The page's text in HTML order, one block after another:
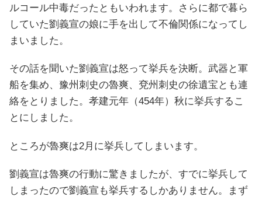
ルコール中毒だったともいわれます。さらに都で暮ら
していた劉義宣の娘に手を出して不倫関係になってし
まいました。
その話を聞いた劉義宣は怒って挙兵を決断。武器と軍
船を集め、豫州刺史の魯爽、兗州刺史の徐遺宝とも連
絡をとりました。孝建元年（454年）秋に挙兵するこ
とにしました。
ところが魯爽は2月に挙兵してしまいます。
劉義宣は魯爽の行動に驚きましたが、すでに挙兵して
しまったので劉義宣も挙兵するしかありません。まず